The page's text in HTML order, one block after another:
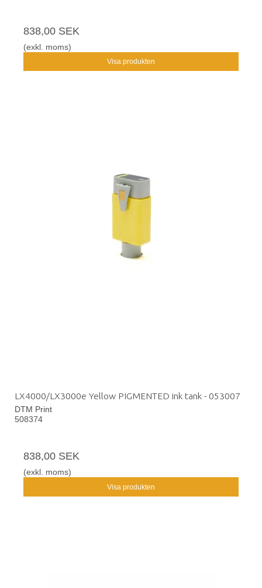
838,00 SEK
(exkl. moms)
Visa produkten
LX4000/LX3000e Yellow PIGMENTED ink tank - 053007
DTM Print
508374
838,00 SEK
(exkl. moms)
Visa produkten